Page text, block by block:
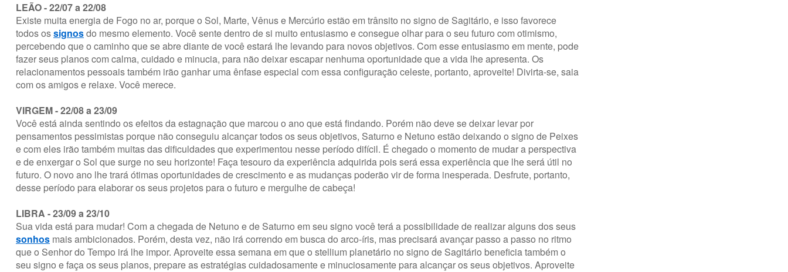
LEÃO - 22/07 a 22/08
Existe muita energia de Fogo no ar, porque o Sol, Marte, Vênus e Mercúrio estão em trânsito no signo de Sagitário, e isso favorece
todos ossignosdo mesmo elemento. Você sente dentro de si muito entusiasmo e consegue olhar para o seu futuro com otimismo,
percebendo que o caminho que se abre diante de você estará lhe levando para novos objetivos. Com esse entusiasmo em mente, pode
fazer seus planos com calma, cuidado e minucia, para não deixar escapar nenhuma oportunidade que a vida lhe apresenta. Os
relacionamentos pessoais também irão ganhar uma ênfase especial com essa configuração celeste, portanto, aproveite! Divirta-se, saia
com os amigos e relaxe. Você merece.
VIRGEM - 22/08 a 23/09
Você está ainda sentindo os efeitos da estagnação que marcou o ano que está findando. Porém não deve se deixar levar por
pensamentos pessimistas porque não conseguiu alcançar todos os seus objetivos, Saturno e Netuno estão deixando o signo de Peixes
e com eles irão também muitas das dificuldades que experimentou nesse período difícil. É chegado o momento de mudar a perspectiva
e de enxergar o Sol que surge no seu horizonte! Faça tesouro da experiência adquirida pois será essa experiência que lhe será útil no
futuro. O novo ano lhe trará ótimas oportunidades de crescimento e as mudanças poderão vir de forma inesperada. Desfrute, portanto,
desse período para elaborar os seus projetos para o futuro e mergulhe de cabeça!
LIBRA - 23/09 a 23/10
Sua vida está para mudar! Com a chegada de Netuno e de Saturno em seu signo você terá a possibilidade de realizar alguns dos seus
sonhos mais ambicionados. Porém, desta vez, não irá correndo em busca do arco-íris, mas precisará avançar passo a passo no ritmo
que o Senhor do Tempo irá lhe impor. Aproveite essa semana em que o stellium planetário no signo de Sagitário beneficia também o
seu signo e faça os seus planos, prepare as estratégias cuidadosamente e minuciosamente para alcançar os seus objetivos. Aproveite